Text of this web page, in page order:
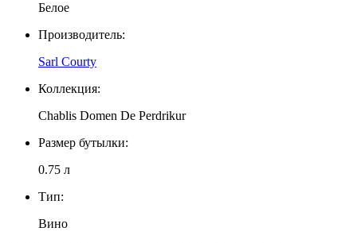
Белое
Производитель:
Sarl Courty
Коллекция:
Chablis Domen De Perdrikur
Размер бутылки:
0.75 л
Тип:
Вино